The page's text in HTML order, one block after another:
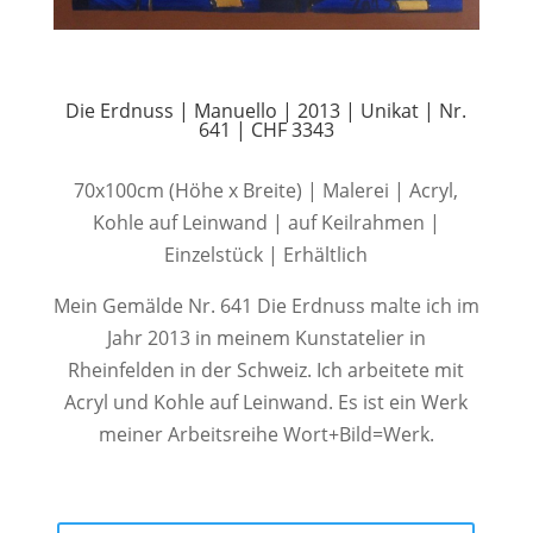
Die Erdnuss | Manuello | 2013 | Unikat | Nr.
641 | CHF 3343
70x100cm (Höhe x Breite) | Malerei | Acryl,
Kohle auf Leinwand | auf Keilrahmen |
Einzelstück | Erhältlich
Mein Gemälde Nr. 641 Die Erdnuss malte ich im
Jahr 2013 in meinem Kunstatelier in
Rheinfelden in der Schweiz. Ich arbeitete mit
Acryl und Kohle auf Leinwand. Es ist ein Werk
meiner Arbeitsreihe Wort+Bild=Werk.